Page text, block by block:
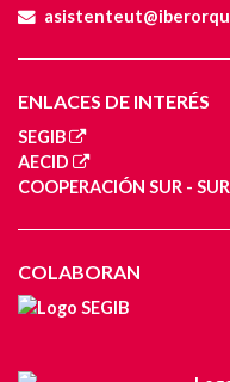
ENLACES DE INTERÉS
SEGIB
AECID
COOPERACIÓN SUR - SUR
COLABORAN